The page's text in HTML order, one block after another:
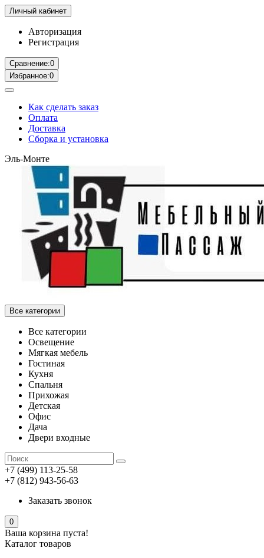
Личный кабинет
Авторизация
Регистрация
Сравнение:0
Избранное:0
Как сделать заказ
Оплата
Доставка
Сборка и установка
Эль-Монте
Все категории
Все категории
Освещение
Мягкая мебель
Гостиная
Кухня
Спальня
Прихожая
Детская
Офис
Дача
Двери входные
+7 (499) 113-25-58
+7 (812) 943-56-63
Заказать звонок
0
Ваша корзина пуста!
Каталог товаров